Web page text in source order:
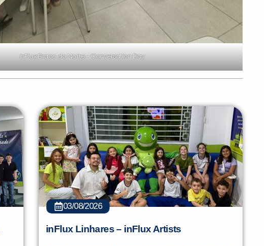
inFlux Braço do Norte – Conversation Day
03/08/2026
inFlux Linhares – inFlux Artists